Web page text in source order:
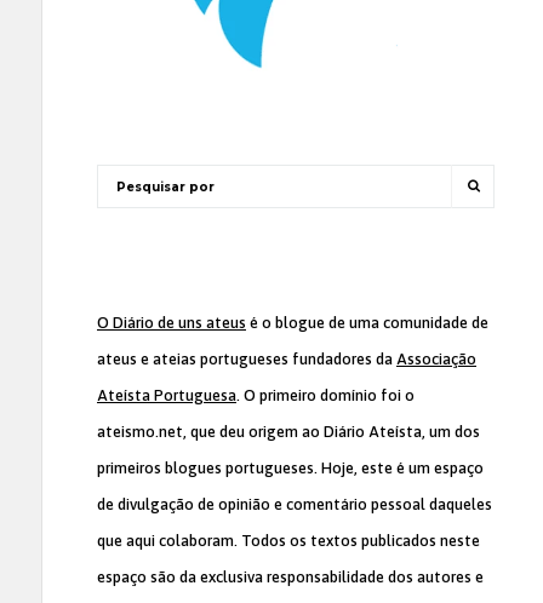
O Diário de uns ateus é o blogue de uma comunidade de
ateus e ateias portugueses fundadores da Associação
Ateísta Portuguesa. O primeiro domínio foi o
ateismo.net, que deu origem ao Diário Ateísta, um dos
primeiros blogues portugueses. Hoje, este é um espaço
de divulgação de opinião e comentário pessoal daqueles
que aqui colaboram. Todos os textos publicados neste
espaço são da exclusiva responsabilidade dos autores e